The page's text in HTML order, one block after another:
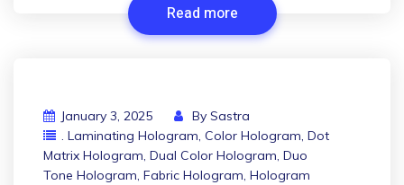
Read more
January 3, 2025 By Sastra
. Laminating Hologram, Color Hologram, Dot
Matrix Hologram, Dual Color Hologram, Duo
Tone Hologram, Fabric Hologram, Hologram